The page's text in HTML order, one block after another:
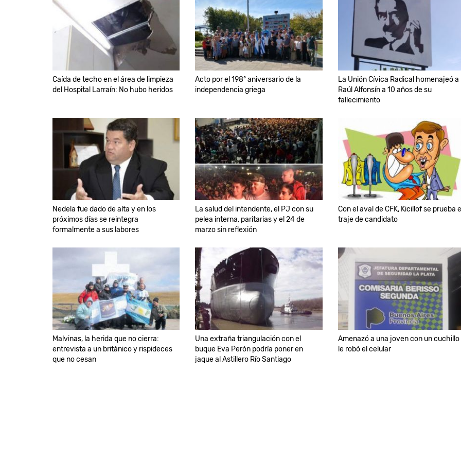
Caída de techo en el área de limpieza
del Hospital Larraín: No hubo heridos
Acto por el 198º aniversario de la
independencia griega
La Unión Cívica Radical homenajeó a
Raúl Alfonsín a 10 años de su
fallecimiento
Nedela fue dado de alta y en los
próximos días se reintegra
formalmente a sus labores
La salud del intendente, el PJ con su
pelea interna, paritarias y el 24 de
marzo sin reflexión
Con el aval de CFK, Kicillof se prueba
traje de candidato
Malvinas, la herida que no cierra:
entrevista a un británico y rispideces
que no cesan
Una extraña triangulación con el
buque Eva Perón podría poner en
jaque al Astillero Río Santiago
Amenazó a una joven con un cuchillo
le robó el celular